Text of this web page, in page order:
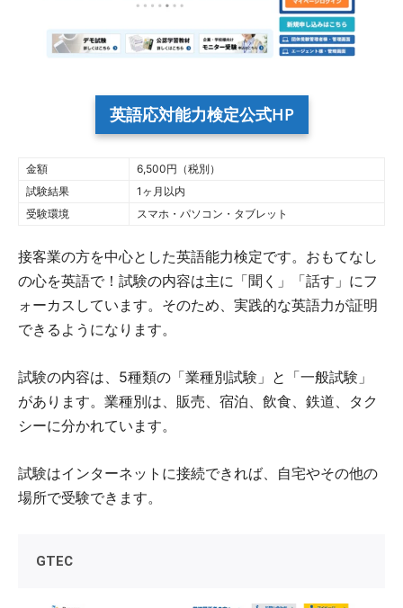
英語応対能力検定公式HP
金額
6,500円（税別）
試験結果
1ヶ月以内
受験環境
スマホ・パソコン・タブレット
接客業の方を中心とした英語能力検定です。おもてなし
の心を英語で！試験の内容は主に「聞く」「話す」にフ
ォーカスしています。そのため、実践的な英語力が証明
できるようになります。
試験の内容は、5種類の「業種別試験」と「一般試験」
があります。業種別は、販売、宿泊、飲食、鉄道、タク
シーに分かれています。
試験はインターネットに接続できれば、自宅やその他の
場所で受験できます。
GTEC